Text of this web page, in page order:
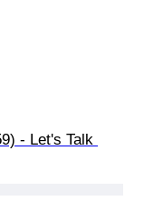
- Let's Talk